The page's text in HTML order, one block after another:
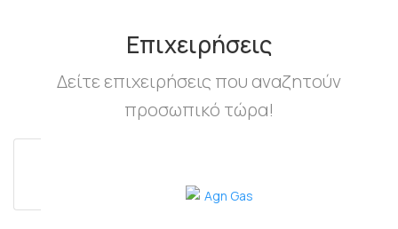
Πλήρη Απασχόληση
Επιχειρήσεις
Δείτε επιχειρήσεις που αναζητούν
προσωπικό τώρα!